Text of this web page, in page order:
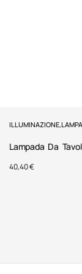
ILLUMINAZIONE,
Lampada Da
40,40€